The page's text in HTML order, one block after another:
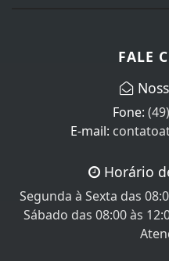
FALE
Fone:
E-mail:
Horário
Segunda à Sexta das
Sábado das 08:00 às